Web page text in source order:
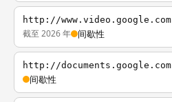
http://www.video.google.com
截至 2026 年 间歇性
http://documents.google.com
间歇性